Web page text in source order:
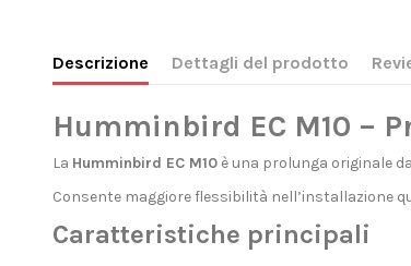
Descrizione Dettagli del prodotto
Humminbird EC M10 –
La Humminbird EC M10è una prolunga originale da
Consente maggiore flessibilità nell’installazione
Caratteristiche principali